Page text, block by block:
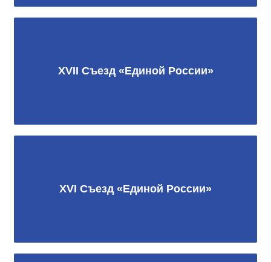
XVII Съезд «Единой России»
XVI Съезд «Единой России»